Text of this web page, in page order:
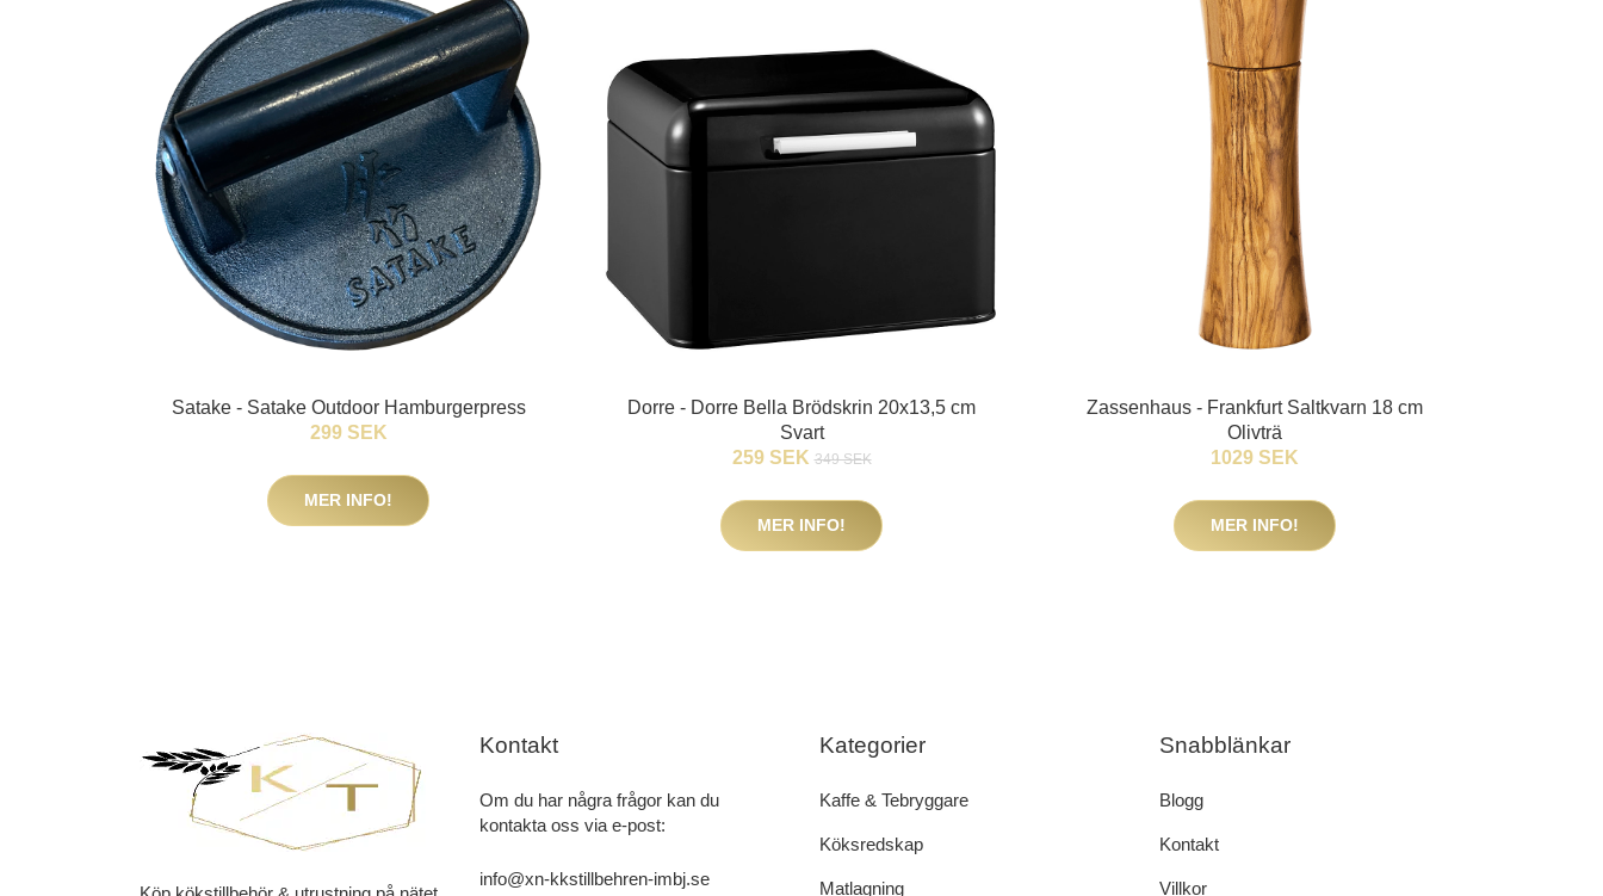
Satake - Satake Outdoor Hamburgerpress
299 SEK
MER INFO!
Dorre - Dorre Bella Brödskrin 20x13,5 cm
Svart
259 SEK 349 SEK
MER INFO!
Zassenhaus - Frankfurt Saltkvarn 18 cm
Olivträ
1029 SEK
MER INFO!
Kontakt
Om du har några frågor kan du
kontakta oss via e-post:
info@xn-kkstillbehren-imbj.se
Kategorier
Kaffe & Tebryggare
Köksredskap
Matlagning
Snabblänkar
Blogg
Kontakt
Villkor